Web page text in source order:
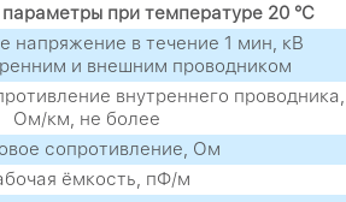
при температуре 20 °C
напряжение в течение 1 мин, кВ
и внешним проводником
внутреннего проводника,
Ом/км, не более
сопротивление, Ом
ёмкость, пФ/м